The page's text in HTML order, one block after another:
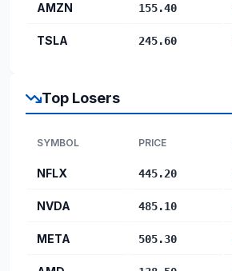
AMZN 155.40
TSLA 245.60
Top Losers
SYMBOL PRICE
NFLX 445.20
NVDA 485.10
META 505.30